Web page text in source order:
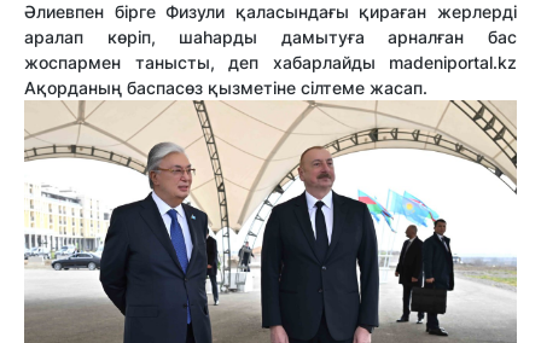
Әлиевпен бірге Физули қаласындағы қираған жерлерді
аралап көріп, шаһарды дамытуға арналған бас
жоспармен танысты, деп хабарлайды madeniportal.kz
Ақорданың баспасөз қызметіне сілтеме жасап.